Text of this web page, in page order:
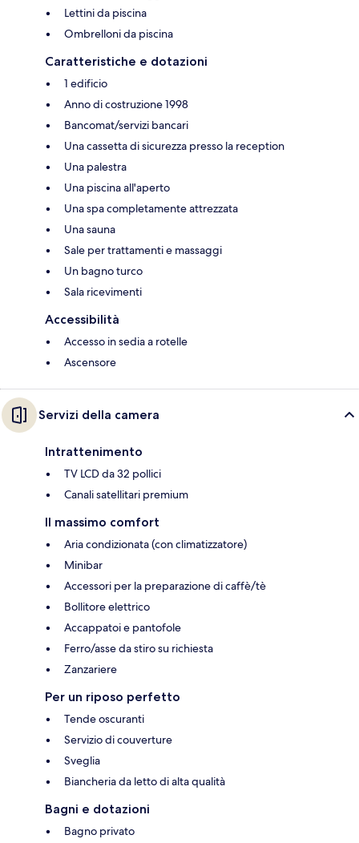
Lettini da piscina
Ombrelloni da piscina
Caratteristiche e dotazioni
1 edificio
Anno di costruzione 1998
Bancomat/servizi bancari
Una cassetta di sicurezza presso la reception
Una palestra
Una piscina all'aperto
Una spa completamente attrezzata
Una sauna
Sale per trattamenti e massaggi
Un bagno turco
Sala ricevimenti
Accessibilità
Accesso in sedia a rotelle
Ascensore
Servizi della camera
Intrattenimento
TV LCD da 32 pollici
Canali satellitari premium
Il massimo comfort
Aria condizionata (con climatizzatore)
Minibar
Accessori per la preparazione di caffè/tè
Bollitore elettrico
Accappatoi e pantofole
Ferro/asse da stiro su richiesta
Zanzariere
Per un riposo perfetto
Tende oscuranti
Servizio di couverture
Sveglia
Biancheria da letto di alta qualità
Bagni e dotazioni
Bagno privato